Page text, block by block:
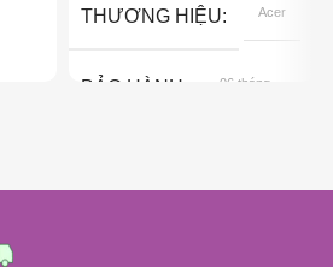
THƯƠNG HIỆU Acer
BẢO HÀNH 06 tháng